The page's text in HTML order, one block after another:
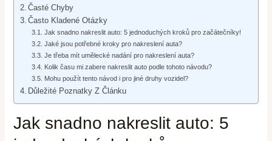
Časté Chyby
Často Kladené Otázky
Jak snadno nakreslit auto: 5 jednoduchých kroků pro začátečníky!
Jaké jsou potřebné kroky pro nakreslení auta?
Je třeba mít umělecké nadání pro nakreslení auta?
Kolik času mi zabere nakreslit auto podle tohoto návodu?
Mohu použít tento návod i pro jiné druhy vozidel?
Důležité Poznatky Z Článku
Jak snadno nakreslit auto: 5